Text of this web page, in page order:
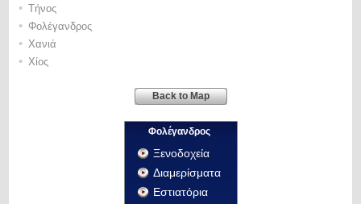
• Τήνος
• Φολέγανδρος
• Χανιά
• Χίος
Back to Map
Φολέγανδρος
Ξενοδοχεία
Διαμερίσματα
Εστιατόρια